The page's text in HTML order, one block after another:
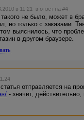
в 11:21 в ответ на #4
не было, может в
но только с заказами.
выяснилось, что
в другом браузере.
отправляется на
- значит, действительно,